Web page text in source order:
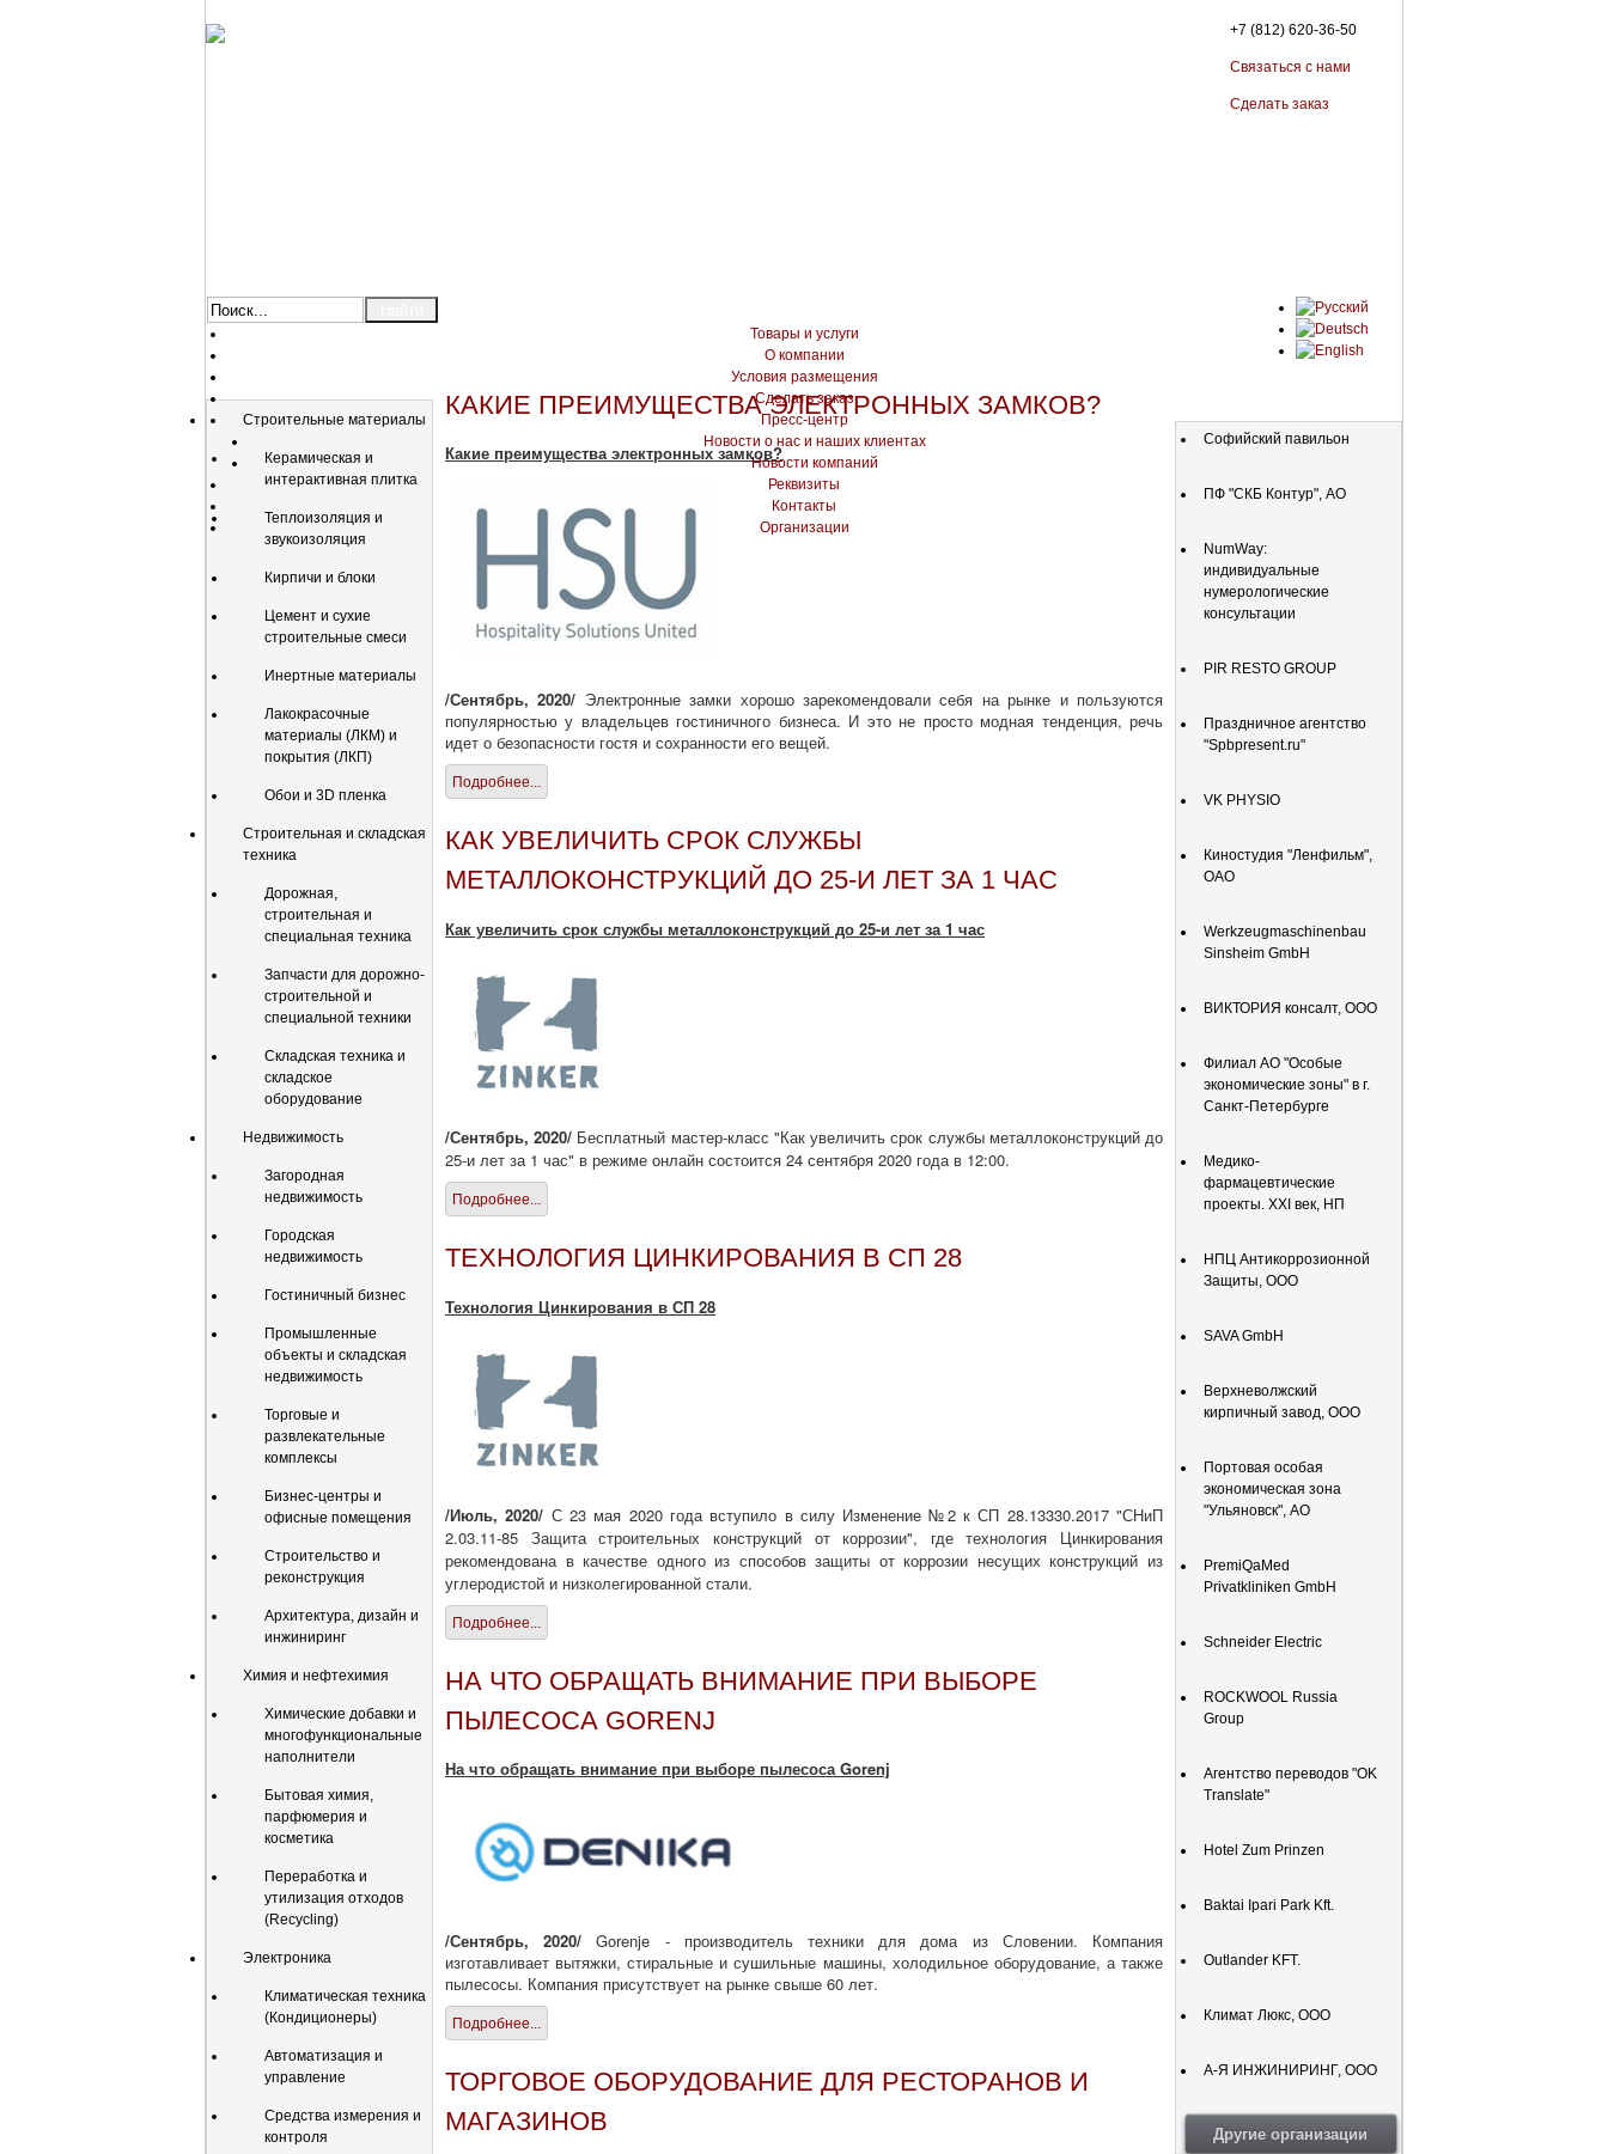
+7 (812) 620-36-50
Связаться с нами
Сделать заказ
Товары и услуги
О компании
Условия размещения
Сделать заказ
Пресс-центр
Новости о нас и наших клиентах
Новости компаний
Реквизиты
Контакты
Организации
Строительные материалы
Керамическая и
интерактивная плитка
Теплоизоляция и
звукоизоляция
Кирпичи и блоки
Цемент и сухие
строительные смеси
Инертные материалы
Лакокрасочные
материалы (ЛКМ) и
покрытия (ЛКП)
Обои и 3D пленка
Строительная и складская
техника
Дорожная,
строительная и
специальная техника
Запчасти для дорожно-
строительной и
специальной техники
Складская техника и
складское
оборудование
Недвижимость
Загородная
недвижимость
Городская
недвижимость
Гостиничный бизнес
Промышленные
объекты и складская
недвижимость
Торговые и
развлекательные
комплексы
Бизнес-центры и
офисные помещения
Строительство и
реконструкция
Архитектура, дизайн и
инжиниринг
Химия и нефтехимия
Химические добавки и
многофункциональные
наполнители
Бытовая химия,
парфюмерия и
косметика
Переработка и
утилизация отходов
(Recycling)
Электроника
Климатическая техника
(Кондиционеры)
Автоматизация и
управление
Средства измерения и
контроля
КАКИЕ ПРЕИМУЩЕСТВА ЭЛЕКТРОННЫХ ЗАМКОВ?
Какие преимущества электронных замков?
/Сентябрь, 2020/ Электронные замки хорошо зарекомендовали себя на рынке и пользуются
популярностью у владельцев гостиничного бизнеса. И это не просто модная тенденция, речь
идет о безопасности гостя и сохранности его вещей.
Подробнее...
КАК УВЕЛИЧИТЬ СРОК СЛУЖБЫ
МЕТАЛЛОКОНСТРУКЦИЙ ДО 25-И ЛЕТ ЗА 1 ЧАС
Как увеличить срок службы металлоконструкций до 25-и лет за 1 час
/Сентябрь, 2020/ Бесплатный мастер-класс "Как увеличить срок службы металлоконструкций до
25-и лет за 1 час" в режиме онлайн состоится 24 сентября 2020 года в 12:00.
Подробнее...
ТЕХНОЛОГИЯ ЦИНКИРОВАНИЯ В СП 28
Технология Цинкирования в СП 28
/Июль, 2020/ С 23 мая 2020 года вступило в силу Изменение №2 к СП 28.13330.2017 "СНиП
2.03.11-85 Защита строительных конструкций от коррозии", где технология Цинкирования
рекомендована в качестве одного из способов защиты от коррозии несущих конструкций из
углеродистой и низколегированной стали.
Подробнее...
НА ЧТО ОБРАЩАТЬ ВНИМАНИЕ ПРИ ВЫБОРЕ
ПЫЛЕСОСА GORENJ
На что обращать внимание при выборе пылесоса Gorenj
/Сентябрь, 2020/
Gorenje - производитель техники для дома из Словении. Компания
изготавливает вытяжки, стиральные и сушильные машины, холодильное оборудование, а также
пылесосы. Компания присутствует на рынке свыше 60 лет.
Подробнее...
ТОРГОВОЕ ОБОРУДОВАНИЕ ДЛЯ РЕСТОРАНОВ И
МАГАЗИНОВ
Софийский павильон
ПФ "СКБ Контур", АО
NumWay:
индивидуальные
нумерологические
консультации
PIR RESTO GROUP
Праздничное агентство
"Spbpresent.ru"
VK PHYSIO
Киностудия "Ленфильм",
ОАО
Werkzeugmaschinenbau
Sinsheim GmbH
ВИКТОРИЯ консалт, ООО
Филиал АО "Особые
экономические зоны" в г.
Санкт-Петербурге
Медико-
фармацевтические
проекты. XXI век, НП
НПЦ Антикоррозионной
Защиты, ООО
SAVA GmbH
Верхневолжский
кирпичный завод, ООО
Портовая особая
экономическая зона
"Ульяновск", АО
PremiQaMed
Privatkliniken GmbH
Schneider Electric
ROCKWOOL Russia
Group
Агентство переводов "OK
Translate"
Hotel Zum Prinzen
Baktai Ipari Park Kft.
Outlander KFT.
Климат Люкс, ООО
А-Я ИНЖИНИРИНГ, ООО
Другие организации